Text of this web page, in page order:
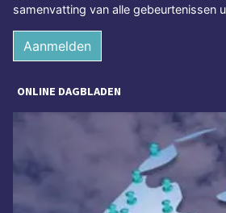
samenvatting van alle gebeurtenissen
Aanmelden
ONLINE DAGBLADEN